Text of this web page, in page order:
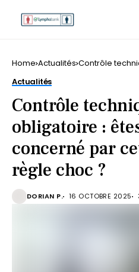
Home Actualités Contrôle
Actualités
Contrôle
obligatoire :
concerné par
règle choc ?
DORIAN P. 16 OCTOBRE 2025